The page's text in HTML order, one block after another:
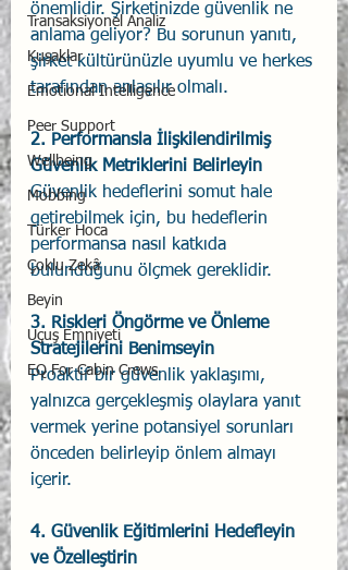
Transaksiyonel Analiz
Kuşaklar
Emotional Intelligence
Peer Support
Wellbeing
Mobbing
Türker Hoca
Çoklu Zekâ
Beyin
Uçuş Emniyeti
EQ For Cabin Crews
önemlidir. Şirketinizde güvenlik ne
anlama geliyor? Bu sorunun yanıtı,
şirket kültürünüzle uyumlu ve herkes
tarafından anlaşılır olmalı.
2. Performansla İlişkilendirilmiş
Güvenlik Metriklerini Belirleyin
Güvenlik hedeflerini somut hale
getirebilmek için, bu hedeflerin
performansa nasıl katkıda
bulunduğunu ölçmek gereklidir.
3. Riskleri Öngörme ve Önleme
Stratejilerini Benimseyin
Proaktif bir güvenlik yaklaşımı,
yalnızca gerçekleşmiş olaylara yanıt
vermek yerine potansiyel sorunları
önceden belirleyip önlem almayı
içerir.
4. Güvenlik Eğitimlerini Hedefleyin
ve Özelleştirin